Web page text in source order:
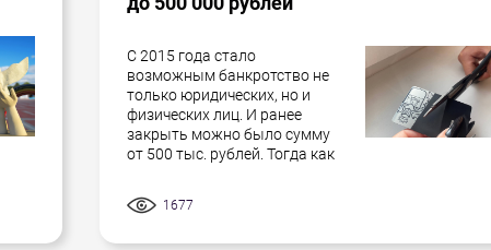
С 2015 года стало
возможным банкротство не
только юридических, но и
физических лиц. И ранее
закрыть можно было сумму
от 500 тыс. рублей. Тогда как
1677